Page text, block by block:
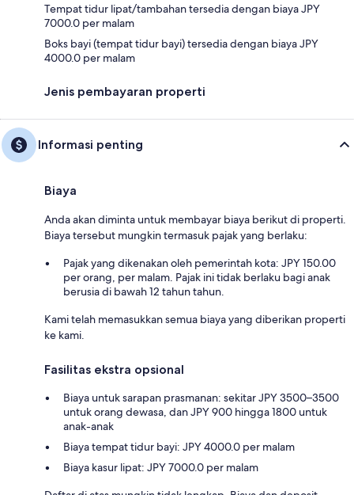
Tempat tidur lipat/tambahan tersedia dengan biaya JPY
7000.0 per malam
Boks bayi (tempat tidur bayi) tersedia dengan biaya JPY
4000.0 per malam
Jenis pembayaran properti
Informasi penting
Biaya
Anda akan diminta untuk membayar biaya berikut di properti.
Biaya tersebut mungkin termasuk pajak yang berlaku:
Pajak yang dikenakan oleh pemerintah kota: JPY 150.00
per orang, per malam. Pajak ini tidak berlaku bagi anak
berusia di bawah 12 tahun tahun.
Kami telah memasukkan semua biaya yang diberikan properti
ke kami.
Fasilitas ekstra opsional
Biaya untuk sarapan prasmanan: sekitar JPY 3500–3500
untuk orang dewasa, dan JPY 900 hingga 1800 untuk
anak-anak
Biaya tempat tidur bayi: JPY 4000.0 per malam
Biaya kasur lipat: JPY 7000.0 per malam